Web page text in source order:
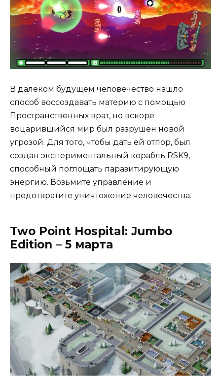
В далеком будущем человечество нашло
способ воссоздавать материю с помощью
Пространственных врат, но вскоре
воцарившийся мир был разрушен новой
угрозой. Для того, чтобы дать ей отпор, был
создан экспериментальный корабль RSK9,
способный поглощать паразитирующую
энергию. Возьмите управление и
предотвратите уничтожение человечества.
Two Point Hospital: Jumbo
Edition – 5 марта